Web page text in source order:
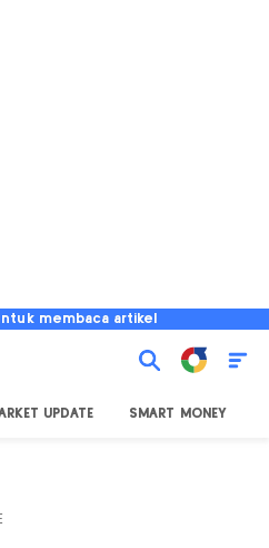
membaca artikel
UPDATE SMART MONEY